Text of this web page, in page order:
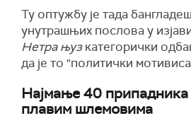
Ту оптужбу је тада
унутрашњих послова у
Нетра њузкатегорички
да је то "политички
Најмање 40
плавим шлемовима